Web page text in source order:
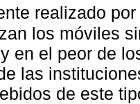
realizado
los móviles
en el peor de
las
de este